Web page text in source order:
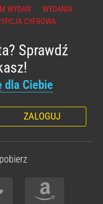
WYDAŃ
WYDANIA
CYFROWA
Sprawdź
dla Ciebie
ZALOGUJ